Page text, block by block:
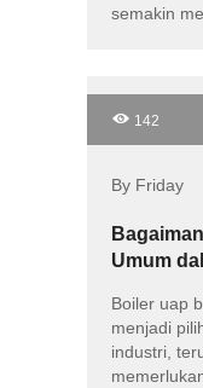
semakin
142
By Friday
Umum
Boiler uap
menjadi
industri,